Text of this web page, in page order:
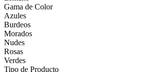
Gama de Color
Azules
Burdeos
Morados
Nudes
Rosas
Verdes
Tipo de Producto